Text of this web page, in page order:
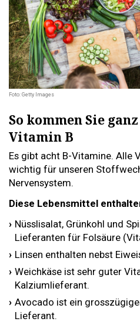
Foto: Getty Images
So kommen Sie
Vitamin B
Es gibt acht B-Vitamine. Alle
wichtig für unseren
Nervensystem.
Diese Lebensmittel
Nüsslisalat, Grünkohl und
Lieferanten für Folsäure
Linsen enthalten nebst
Weichkäse ist sehr guter
Kalziumlieferant.
Avocado ist ein
Lieferant.